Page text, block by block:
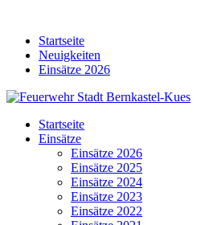
contentStartseite
Neuigkeiten
Einsätze 2026
Startseite
Einsätze
Einsätze 2026
Einsätze 2025
Einsätze 2024
Einsätze 2023
Einsätze 2022